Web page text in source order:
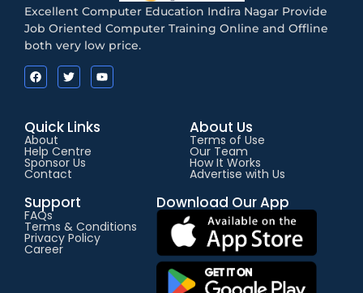
Excellent Computer Education Indira Nagar Provide
Job Oriented Computer Training Online and Offline
both very low price.
Quick Links
About
Help Centre
Sponsor Us
Contact
About Us
Terms of Use
Our Team
How It Works
Advertise with Us
Support
FAQs
Terms & Conditions
Privacy Policy
Career
Download Our App